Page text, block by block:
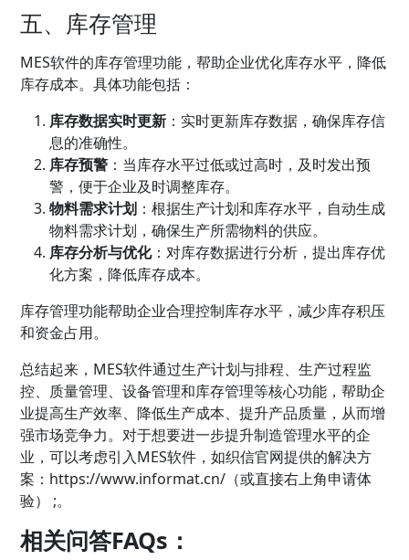
五、库存管理
MES软件的库存管理功能，帮助企业优化库存水平，降低
库存成本。具体功能包括：
库存数据实时更新 ：实时更新库存数据，确保库存信
息的准确性。
库存预警 ：当库存水平过低或过高时，及时发出预
警，便于企业及时调整库存。
物料需求计划 ：根据生产计划和库存水平，自动生成
物料需求计划，确保生产所需物料的供应。
库存分析与优化：对库存数据进行分析，提出库存优
化方案，降低库存成本。
库存管理功能帮助企业合理控制库存水平，减少库存积压
和资金占用。
总结起来，MES软件通过生产计划与排程、生产过程监
控、质量管理、设备管理和库存管理等核心功能，帮助企
业提高生产效率、降低生产成本、提升产品质量，从而增
强市场竞争力。对于想要进一步提升制造管理水平的企
业，可以考虑引入MES软件，如织信官网提供的解决方
案： https://www.informat.cn/（或直接右上角申请体
验） ;。
相关问答FAQs：